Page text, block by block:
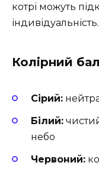
котрі можуть
індивідуальність.
Колірний
Сірий:
Білий:
небо
Червоний: